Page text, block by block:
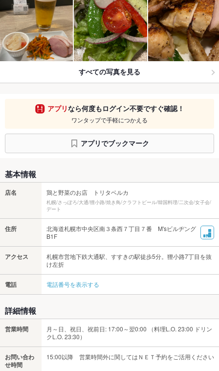
すべての写真を見る
アプリなら何度もログイン不要ですぐ確認！
ワンタップで手軽につかえる
アプリでブックマーク
基本情報
店名 鶏と野菜のお店 トリタベルカ
札幌/さっぽろ/大通/狸小路/焼き鳥/クラフトビール/韓国料理/二次会/女子会/
デート
住所
北海道札幌市中央区南３条西７丁目７番 M'sビルヂング
B1F
アクセス
札幌市営地下鉄大通駅、すすきの駅徒歩5分。狸小路7丁目を抜
け左折
電話 電話番号を表示する
詳細情報
営業時間
月～日、祝日、祝前日: 17:00～翌0:00 （料理L.O. 23:00 ドリン
クL.O. 23:30）
お問い合わ
せ時間
15:00以降 営業時間外に関してはＮＥＴ予約をご活用ください